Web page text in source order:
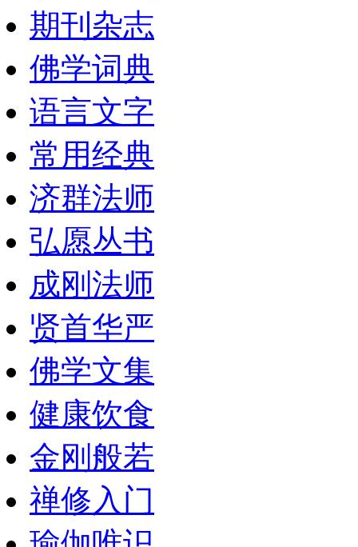
期刊杂志
佛学词典
语言文字
常用经典
济群法师
弘愿丛书
成刚法师
贤首华严
佛学文集
健康饮食
金刚般若
禅修入门